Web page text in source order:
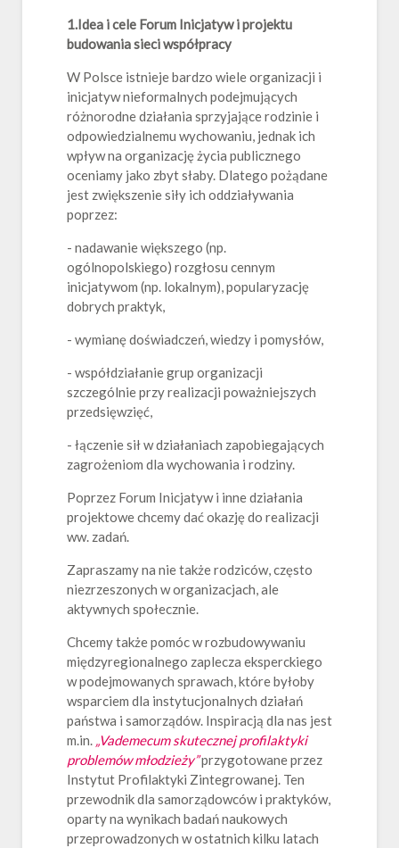
1.Idea i cele Forum Inicjatyw i projektu
budowania sieci współpracy
W Polsce istnieje bardzo wiele organizacji i
inicjatyw nieformalnych podejmujących
różnorodne działania sprzyjające rodzinie i
odpowiedzialnemu wychowaniu, jednak ich
wpływ na organizację życia publicznego
oceniamy jako zbyt słaby. Dlatego pożądane
jest zwiększenie siły ich oddziaływania
poprzez:
- nadawanie większego (np.
ogólnopolskiego) rozgłosu cennym
inicjatywom (np. lokalnym), popularyzację
dobrych praktyk,
- wymianę doświadczeń, wiedzy i pomysłów,
- współdziałanie grup organizacji
szczególnie przy realizacji poważniejszych
przedsięwzięć,
- łączenie sił w działaniach zapobiegających
zagrożeniom dla wychowania i rodziny.
Poprzez Forum Inicjatyw i inne działania
projektowe chcemy dać okazję do realizacji
ww. zadań.
Zapraszamy na nie także rodziców, często
niezrzeszonych w organizacjach, ale
aktywnych społecznie.
Chcemy także pomóc w rozbudowywaniu
międzyregionalnego zaplecza eksperckiego
w podejmowanych sprawach, które byłoby
wsparciem dla instytucjonalnych działań
państwa i samorządów. Inspiracją dla nas jest
m.in. „Vademecum skutecznej profilaktyki
problemów młodzieży”przygotowane przez
Instytut Profilaktyki Zintegrowanej. Ten
przewodnik dla samorządowców i praktyków,
oparty na wynikach badań naukowych
przeprowadzonych w ostatnich kilku latach